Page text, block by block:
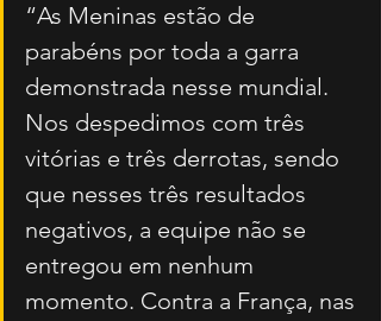
“As Meninas estão de
parabéns por toda a garra
demonstrada nesse mundial.
Nos despedimos com três
vitórias e três derrotas, sendo
que nesses três resultados
negativos, a equipe não se
entregou em nenhum
momento. Contra a França, nas